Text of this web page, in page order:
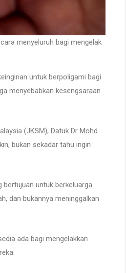
menyeluruh bagi mengelak
untuk berpoligami bagi
menyebabkan kesengsaraan
(JKSM), Datuk Dr Mohd
bukan sekadar tahu ingin
bertujuan untuk berkeluarga
dan bukannya meninggalkan
ada bagi mengelakkan